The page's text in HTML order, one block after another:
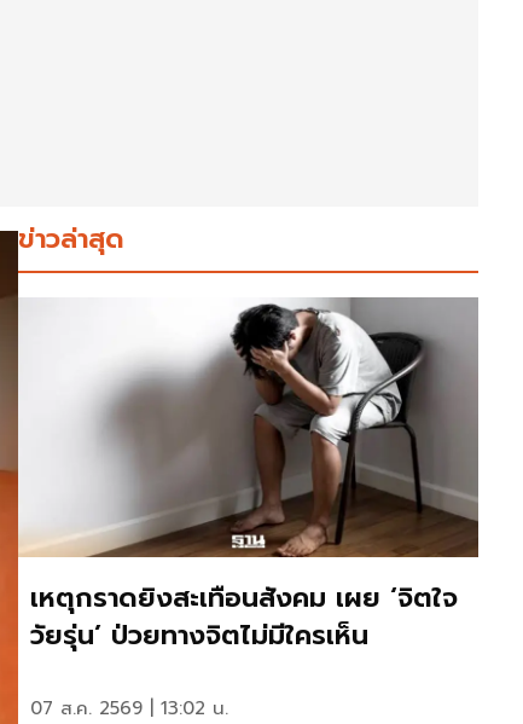
ข่าวล่าสุด
เหตุกราดยิงสะเทือนสังคม เผย ‘จิตใจ
วัยรุ่น’ ป่วยทางจิตไม่มีใครเห็น
07 ส.ค. 2569 | 13:02 น.